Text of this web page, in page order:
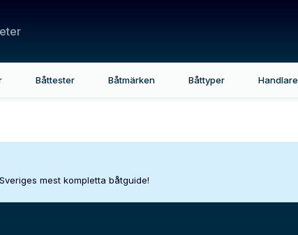
Båttester Båtmärken Båttyper Handlare
mest kompletta båtguide!